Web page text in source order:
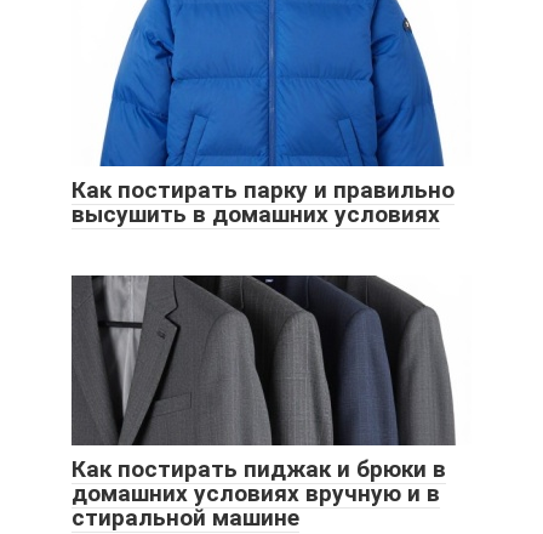
Как постирать парку и правильно
высушить в домашних условиях
Как постирать пиджак и брюки в
домашних условиях вручную и в
стиральной машине